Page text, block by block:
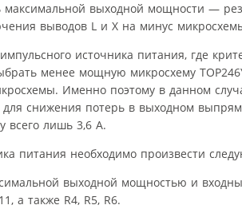
выходной мощности —
выводов L и X на минус
источника питания, где
менее мощную микросхему
Именно поэтому в данном
для снижения потерь в выходном
всего лишь 3,6 А.
питания необходимо произвести
выходной мощностью и
а также R4, R5, R6.